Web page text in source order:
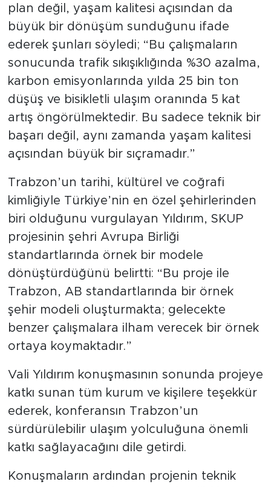
plan değil, yaşam kalitesi açısından da
büyük bir dönüşüm sunduğunu ifade
ederek şunları söyledi; “Bu çalışmaların
sonucunda trafik sıkışıklığında %30 azalma,
karbon emisyonlarında yılda 25 bin ton
düşüş ve bisikletli ulaşım oranında 5 kat
artış öngörülmektedir. Bu sadece teknik bir
başarı değil, aynı zamanda yaşam kalitesi
açısından büyük bir sıçramadır.”
Trabzon’un tarihi, kültürel ve coğrafi
kimliğiyle Türkiye’nin en özel şehirlerinden
biri olduğunu vurgulayan Yıldırım, SKUP
projesinin şehri Avrupa Birliği
standartlarında örnek bir modele
dönüştürdüğünü belirtti: “Bu proje ile
Trabzon, AB standartlarında bir örnek
şehir modeli oluşturmakta; gelecekte
benzer çalışmalara ilham verecek bir örnek
ortaya koymaktadır.”
Vali Yıldırım konuşmasının sonunda projeye
katkı sunan tüm kurum ve kişilere teşekkür
ederek, konferansın Trabzon’un
sürdürülebilir ulaşım yolculuğuna önemli
katkı sağlayacağını dile getirdi.
Konuşmaların ardından projenin teknik